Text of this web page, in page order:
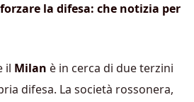
la difesa: che notizia per
il Milan è in cerca di due terzini
difesa. La società rossonera,